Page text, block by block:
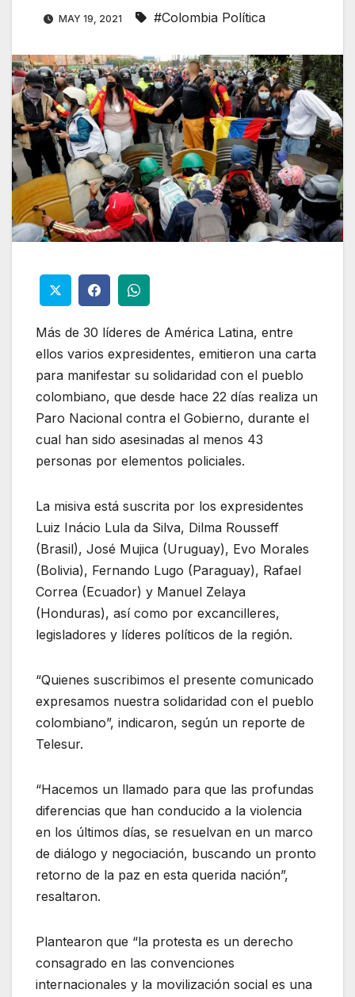
MAY 19, 2021 #Colombia Política
Más de 30 líderes de América Latina, entre
ellos varios expresidentes, emitieron una carta
para manifestar su solidaridad con el pueblo
colombiano, que desde hace 22 días realiza un
Paro Nacional contra el Gobierno, durante el
cual han sido asesinadas al menos 43
personas por elementos policiales.
La misiva está suscrita por los expresidentes
Luiz Inácio Lula da Silva, Dilma Rousseff
(Brasil), José Mujica (Uruguay), Evo Morales
(Bolivia), Fernando Lugo (Paraguay), Rafael
Correa (Ecuador) y Manuel Zelaya
(Honduras), así como por excancilleres,
legisladores y líderes políticos de la región.
“Quienes suscribimos el presente comunicado
expresamos nuestra solidaridad con el pueblo
colombiano”, indicaron, según un reporte de
Telesur.
“Hacemos un llamado para que las profundas
diferencias que han conducido a la violencia
en los últimos días, se resuelvan en un marco
de diálogo y negociación, buscando un pronto
retorno de la paz en esta querida nación”,
resaltaron.
Plantearon que “la protesta es un derecho
consagrado en las convenciones
internacionales y la movilización social es una